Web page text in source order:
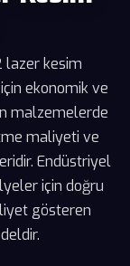
lazer kesim
ekonomik ve
malzemelerde
maliyeti ve
Endüstriyel
için doğru
gösteren